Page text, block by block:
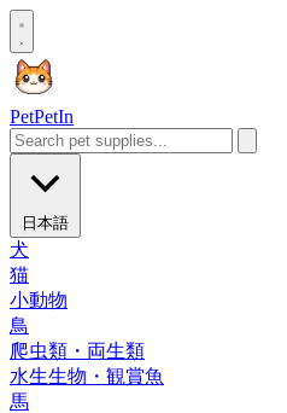
PetPetIn
日本語
犬
猫
小動物
鳥
爬虫類・両生類
水生生物・観賞魚
馬